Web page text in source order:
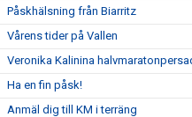
Påskhälsning från Biarritz
Vårens tider på Vallen
Veronika Kalinina
Ha en fin påsk!
Anmäl dig till KM i terräng